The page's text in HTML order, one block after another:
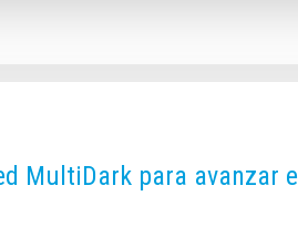
MultiDark para avanzar